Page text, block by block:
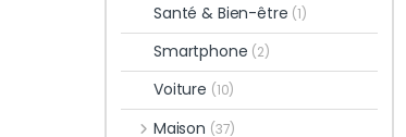
Santé & Bien-être (1)
Smartphone (2)
Voiture (10)
Maison (37)